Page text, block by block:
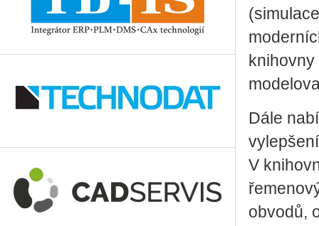
Dále
V
obvodů,